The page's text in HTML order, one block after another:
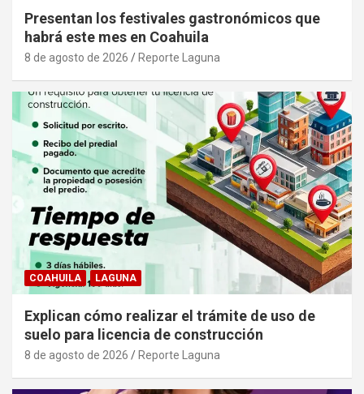
Presentan los festivales gastronómicos que
habrá este mes en Coahuila
8 de agosto de 2026 Reporte Laguna
COAHUILA LAGUNA
Explican cómo realizar el trámite de uso de
suelo para licencia de construcción
8 de agosto de 2026 Reporte Laguna